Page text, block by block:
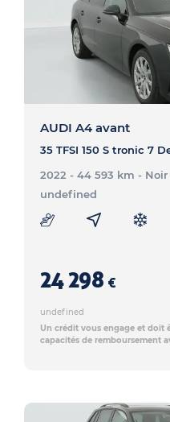
AUDI A4 avant
2022 - 44 593 km - Noir
undefined
24 298 €
undefined
Un crédit vous engage et doit
capacités de remboursement